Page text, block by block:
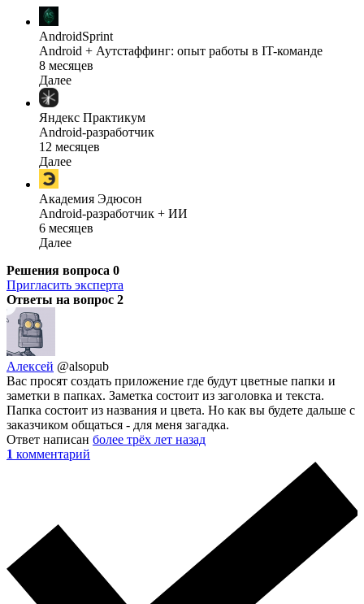
AndroidSprint
Android + Аутстаффинг: опыт работы в IT-команде
8 месяцев
Далее
Яндекс Практикум
Android-разработчик
12 месяцев
Далее
Академия Эдюсон
Android-разработчик + ИИ
6 месяцев
Далее
Решения вопроса 0
Пригласить эксперта
Ответы на вопрос 2
Алексей @alsopub
Вас просят создать приложение где будут цветные папки и
заметки в папках. Заметка состоит из заголовка и текста.
Папка состоит из названия и цвета. Но как вы будете дальше с
заказчиком общаться - для меня загадка.
Ответ написан более трёх лет назад
1 комментарий